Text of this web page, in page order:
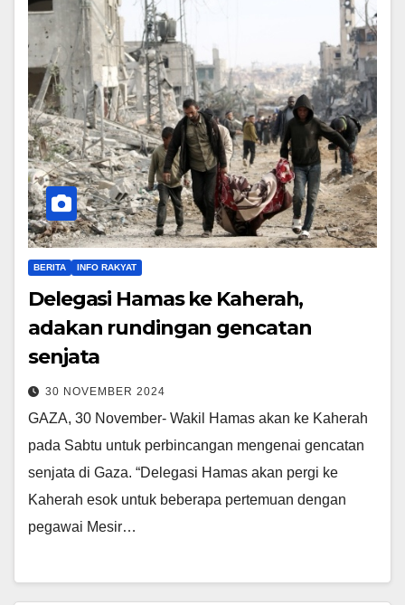
BERITA INFO RAKYAT
Delegasi Hamas ke Kaherah,
adakan rundingan gencatan
senjata
30 NOVEMBER 2024
GAZA, 30 November- Wakil Hamas akan ke Kaherah
pada Sabtu untuk perbincangan mengenai gencatan
senjata di Gaza. “Delegasi Hamas akan pergi ke
Kaherah esok untuk beberapa pertemuan dengan
pegawai Mesir…